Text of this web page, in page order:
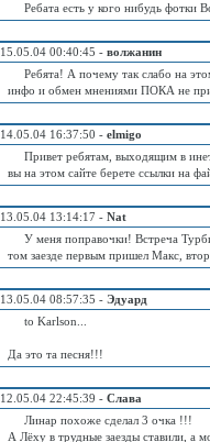
Ребата есть у кого нибудь фотки
15.05.04 00:40:45 - волжанин
Ребята! А почему так слабо на
инфо и обмен мнениями ПОКА не
14.05.04 16:37:50 - elmigo
Привет ребятам, выходящим в
вы на этом сайте берете ссылки на
13.05.04 13:14:17 - Nat
У меня поправочки! Встреча
том заезде первым пришел Макс,
13.05.04 08:57:35 - Эдуард
to Karlson...
Да это та песня!!!
12.05.04 22:45:39 - Слава
Линар похоже сделал 3 очка !!!
А Лёху в трудные заезды ставили, а